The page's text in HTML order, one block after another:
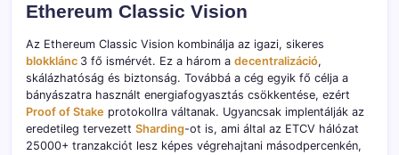
Ethereum Classic Vision
Az Ethereum Classic Vision kombinálja az igazi, sikeres
blokklánc 3 fő ismérvét. Ez a három a decentralizáció,
skálázhatóság és biztonság. Továbbá a cég egyik fő célja a
bányászatra használt energiafogyasztás csökkentése, ezért
Proof of Stake protokollra váltanak. Ugyancsak implentálják az
eredetileg tervezett Sharding-ot is, ami által az ETCV hálózat
25000+ tranzakciót lesz képes végrehajtani másodpercenkén,